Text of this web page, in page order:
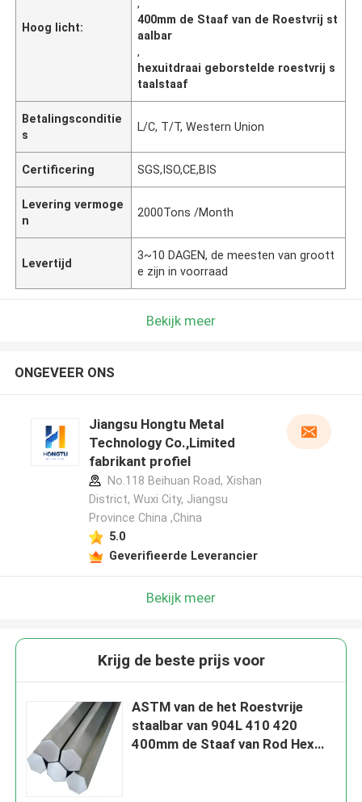
Hoog licht:
,
400mm de Staaf van de Roestvrij st
aalbar
,
hexuitdraai geborstelde roestvrij s
taalstaaf
Betalingsconditie
s
L/C, T/T, Western Union
Certificering SGS,ISO,CE,BIS
Levering vermoge
n
2000Tons /Month
Levertijd
3~10 DAGEN, de meesten van groott
e zijn in voorraad
Bekijk meer
ONGEVEER ONS
Jiangsu Hongtu Metal
Technology Co.,Limited
fabrikant profiel
No.118 Beihuan Road, Xishan
District, Wuxi City, Jiangsu
Province China ,China
5.0
Geverifieerde Leverancier
Bekijk meer
Krijg de beste prijs voor
ASTM van de het Roestvrije
staalbar van 904L 410 420
400mm de Staaf van Rod Hex